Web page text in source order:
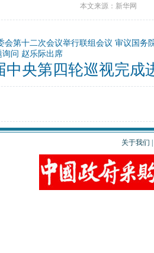
本文来源：新华网
会第十二次会议举行联组会议 审议国务
问 赵乐际出席
中央第四轮巡视完成
关于我们